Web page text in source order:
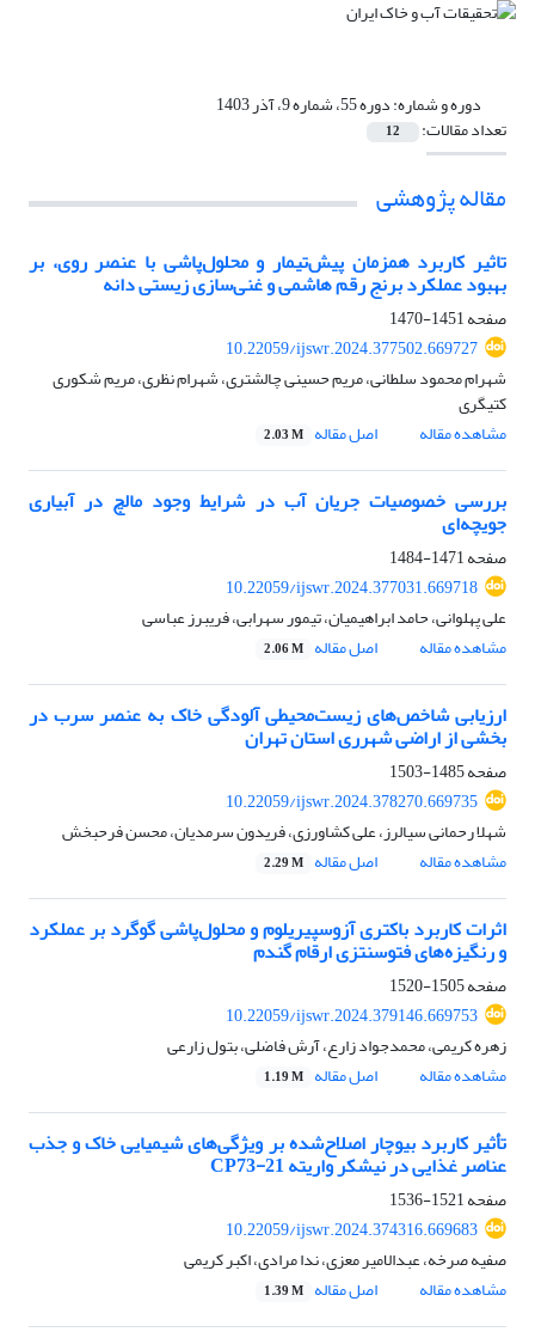
دوره و شماره:دوره 55، شماره 9، آذر 1403
تعداد مقالات: 12
مقاله پژوهشی
تاثیر کاربرد همزمان پیش‌تیمار و محلول‌پاشی با عنصر روی، بر
بهبود عملکرد برنج رقم هاشمی و غنی‌سازی زیستی دانه
صفحه1451-1470
10.22059/ijswr.2024.377502.669727
شهرام محمود سلطانی، مریم حسینی چالشتری، شهرام نظری، مریم شکوری
کتیگری
مشاهده مقاله
اصل مقاله 2.03 M
بررسی خصوصیات جریان آب در شرایط وجود مالچ در آبیاری
جویچه‌ای
صفحه1471-1484
10.22059/ijswr.2024.377031.669718
علی پهلوانی، حامد ابراهیمیان، تیمور سهرابی، فریبرز عباسی
مشاهده مقاله
اصل مقاله 2.06 M
ارزیابی شاخص‌های زیست‌محیطی آلودگی خاک به عنصر سرب در
بخشی از اراضی شهرری استان تهران
صفحه1485-1503
10.22059/ijswr.2024.378270.669735
شهلا رحمانی سیالرز، علی کشاورزی، فریدون سرمدیان، محسن فرحبخش
مشاهده مقاله
اصل مقاله 2.29 M
اثرات کاربرد باکتری آزوسپیریلوم و محلول‌پاشی گوگرد بر عملکرد
و رنگیزه‌های فتوسنتزی ارقام گندم
صفحه1505-1520
10.22059/ijswr.2024.379146.669753
زهره کریمی، محمدجواد زارع، آرش فاضلی، بتول زارعی
مشاهده مقاله
اصل مقاله 1.19 M
تأثیر کاربرد بیوچار اصلاح‌شده بر ویژگی‌های شیمیایی خاک و جذب
عناصر غذایی در نیشکر واریته CP73-21
صفحه1521-1536
10.22059/ijswr.2024.374316.669683
صفیه صرخه، عبدالامیر معزی، ندا مرادی، اکبر کریمی
مشاهده مقاله
اصل مقاله 1.39 M